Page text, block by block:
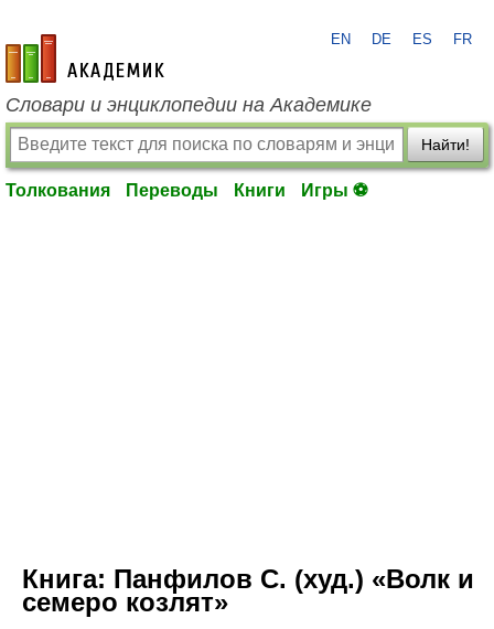
academic.ru
EN DE ES FR
Словари и энциклопедии на Академике
Найти!
Толкования Переводы Книги Игры ⚽
Книга: Панфилов С. (худ.) «Волк и
семеро козлят»